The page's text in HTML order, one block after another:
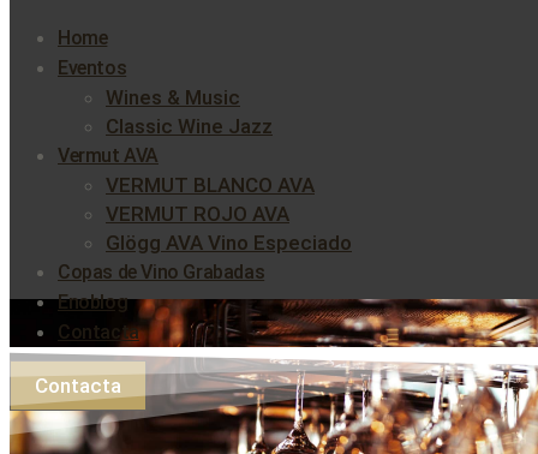
Home
Eventos
Wines & Music
Classic Wine Jazz
Vermut AVA
VERMUT BLANCO AVA
VERMUT ROJO AVA
Glögg AVA Vino Especiado
Copas de Vino Grabadas
Enoblog
Contacta
Contacta